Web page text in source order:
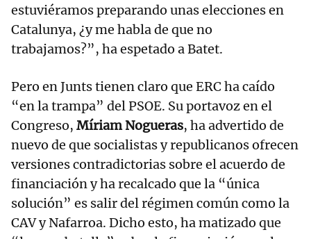
estuviéramos preparando unas elecciones en
Catalunya, ¿y me habla de que no
trabajamos?”, ha espetado a Batet.
Pero en Junts tienen claro que ERC ha caído
“en la trampa” del PSOE. Su portavoz en el
Congreso, Míriam Nogueras, ha advertido de
nuevo de que socialistas y republicanos ofrecen
versiones contradictorias sobre el acuerdo de
financiación y ha recalcado que la “única
solución” es salir del régimen común como la
CAV y Nafarroa. Dicho esto, ha matizado que